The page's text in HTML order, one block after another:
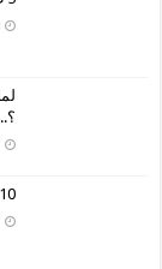
10 أهم معلومات عن كوكب المريخ